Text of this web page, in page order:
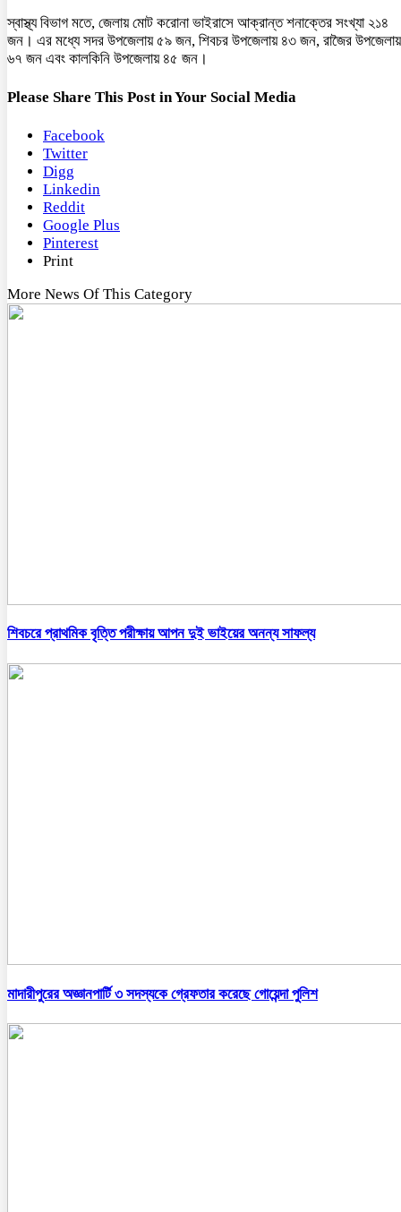
স্বাস্থ্য বিভাগ মতে, জেলায় মোট করোনা ভাইরাসে আক্রান্ত শনাক্তের সংখ্যা ২১৪
জন। এর মধ্যে সদর উপজেলায় ৫৯ জন, শিবচর উপজেলায় ৪৩ জন, রাজৈর উপজেলায়
৬৭ জন এবং কালকিনি উপজেলায় ৪৫ জন।
Please Share This Post in Your Social Media
Facebook
Twitter
Digg
Linkedin
Reddit
Google Plus
Pinterest
Print
More News Of This Category
শিবচরে প্রাথমিক বৃত্তি পরীক্ষায় আপন দুই ভাইয়ের অনন্য সাফল্য
মাদারীপুরের অজ্ঞানপার্টি ৩ সদস্যকে গ্রেফতার করেছে গোয়েন্দা পুলিশ